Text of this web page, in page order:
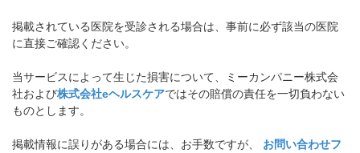
掲載されている医院を受診される場合は、事前に必ず該当の医院
に直接ご確認ください。
当サービスによって生じた損害について、ミーカンパニー株式会
社および株式会社eヘルスケアではその賠償の責任を一切負わない
ものとします。
掲載情報に誤りがある場合には、お手数ですが、 お問い合わせフ